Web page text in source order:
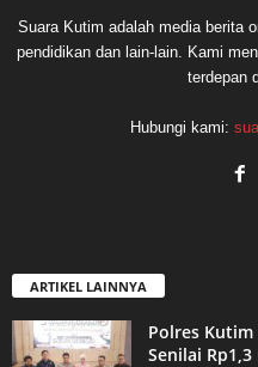
Suara Kutim adalah media berita
pendidikan dan lain-lain. Kami
terdepan
Hubungi kami:
ARTIKEL LAINNYA
Polres
Senilai